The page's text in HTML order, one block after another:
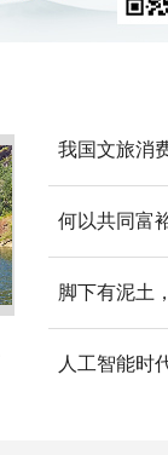
我国文旅消
何以共同富
脚下有泥土
人工智能时